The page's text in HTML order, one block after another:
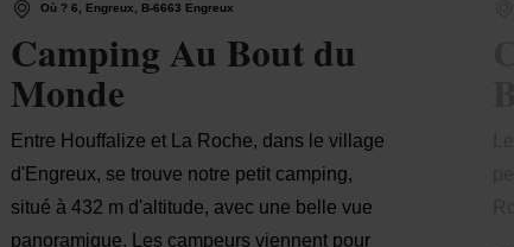
Où ? 6, Engreux, B-6663 Engreux
Camping Au Bout du
Monde
Entre Houffalize et La Roche, dans le village
d'Engreux, se trouve notre petit camping,
situé à 432 m d'altitude, avec une belle vue
panoramique. Les campeurs viennent pour